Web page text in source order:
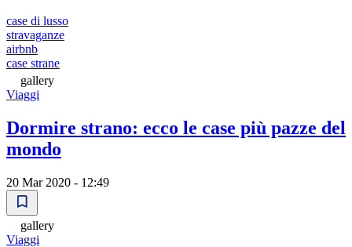
case di lusso
stravaganze
airbnb
case strane
gallery
Viaggi
Dormire strano: ecco le case più pazze del
mondo
20 Mar 2020 - 12:49
gallery
Viaggi